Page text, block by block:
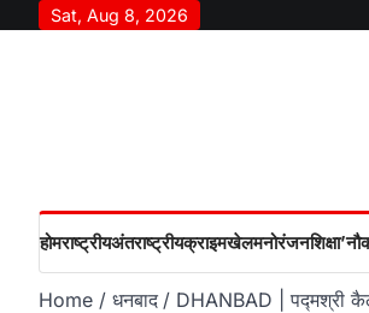
Sat, Aug 8, 2026
होमराष्‍ट्रीयअंतराष्‍ट्रीयक्राइमखेलमनोरंजनशिक्षा’
Home धनबाद DHANBAD | पद्मश्री